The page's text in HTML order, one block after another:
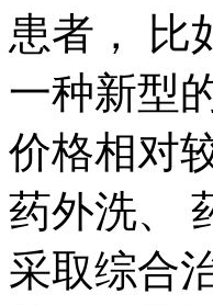
患者， 比
一种新型
价格相对
药外洗、
采取综合